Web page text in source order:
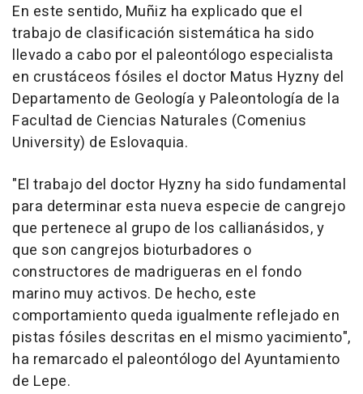
En este sentido, Muñiz ha explicado que el
trabajo de clasificación sistemática ha sido
llevado a cabo por el paleontólogo especialista
en crustáceos fósiles el doctor Matus Hyzny del
Departamento de Geología y Paleontología de la
Facultad de Ciencias Naturales (Comenius
University) de Eslovaquia.
"El trabajo del doctor Hyzny ha sido fundamental
para determinar esta nueva especie de cangrejo
que pertenece al grupo de los callianásidos, y
que son cangrejos bioturbadores o
constructores de madrigueras en el fondo
marino muy activos. De hecho, este
comportamiento queda igualmente reflejado en
pistas fósiles descritas en el mismo yacimiento",
ha remarcado el paleontólogo del Ayuntamiento
de Lepe.